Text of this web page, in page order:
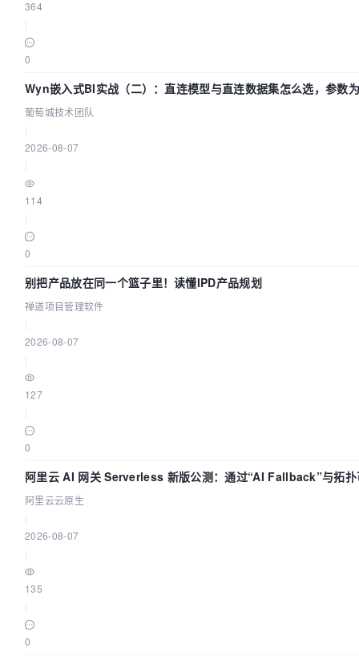
364
0
Wyn嵌入式BI实战（二）：直连模型与直连数据集怎么选，参数
萄城技术团队
葡萄城技术团队
2026-08-07
114
0
别把产品放在同一个篮子里！读懂IPD产品规划
禅道项目管理软件
2026-08-07
127
0
阿里云 AI 网关 Serverless 新版公测：通过“AI Fallback”与拓
治理底座
阿里云云原生
2026-08-07
135
0